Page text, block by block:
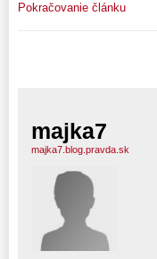
Pokračovanie článku
majka7
majka7.blog.pravda.sk